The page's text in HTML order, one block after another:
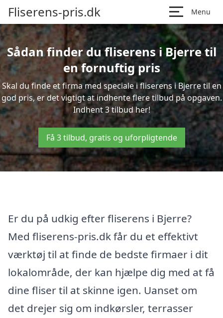
Fliserens-pris.dk Menu
Sådan finder du fliserens i Bjerre til
en fornuftig pris
Skal du finde et firma med speciale i fliserens i Bjerre til en
god pris, er det vigtigt at indhente flere tilbud på opgaven.
Indhent 3 tilbud her!
Få 3 tilbud, gratis og uforpligtende
Er du på udkig efter fliserens i Bjerre?
Med fliserens-pris.dk får du et effektivt
værktøj til at finde de bedste firmaer i dit
lokalområde, der kan hjælpe dig med at få
dine fliser til at skinne igen. Uanset om
det drejer sig om indkørsler, terrasser